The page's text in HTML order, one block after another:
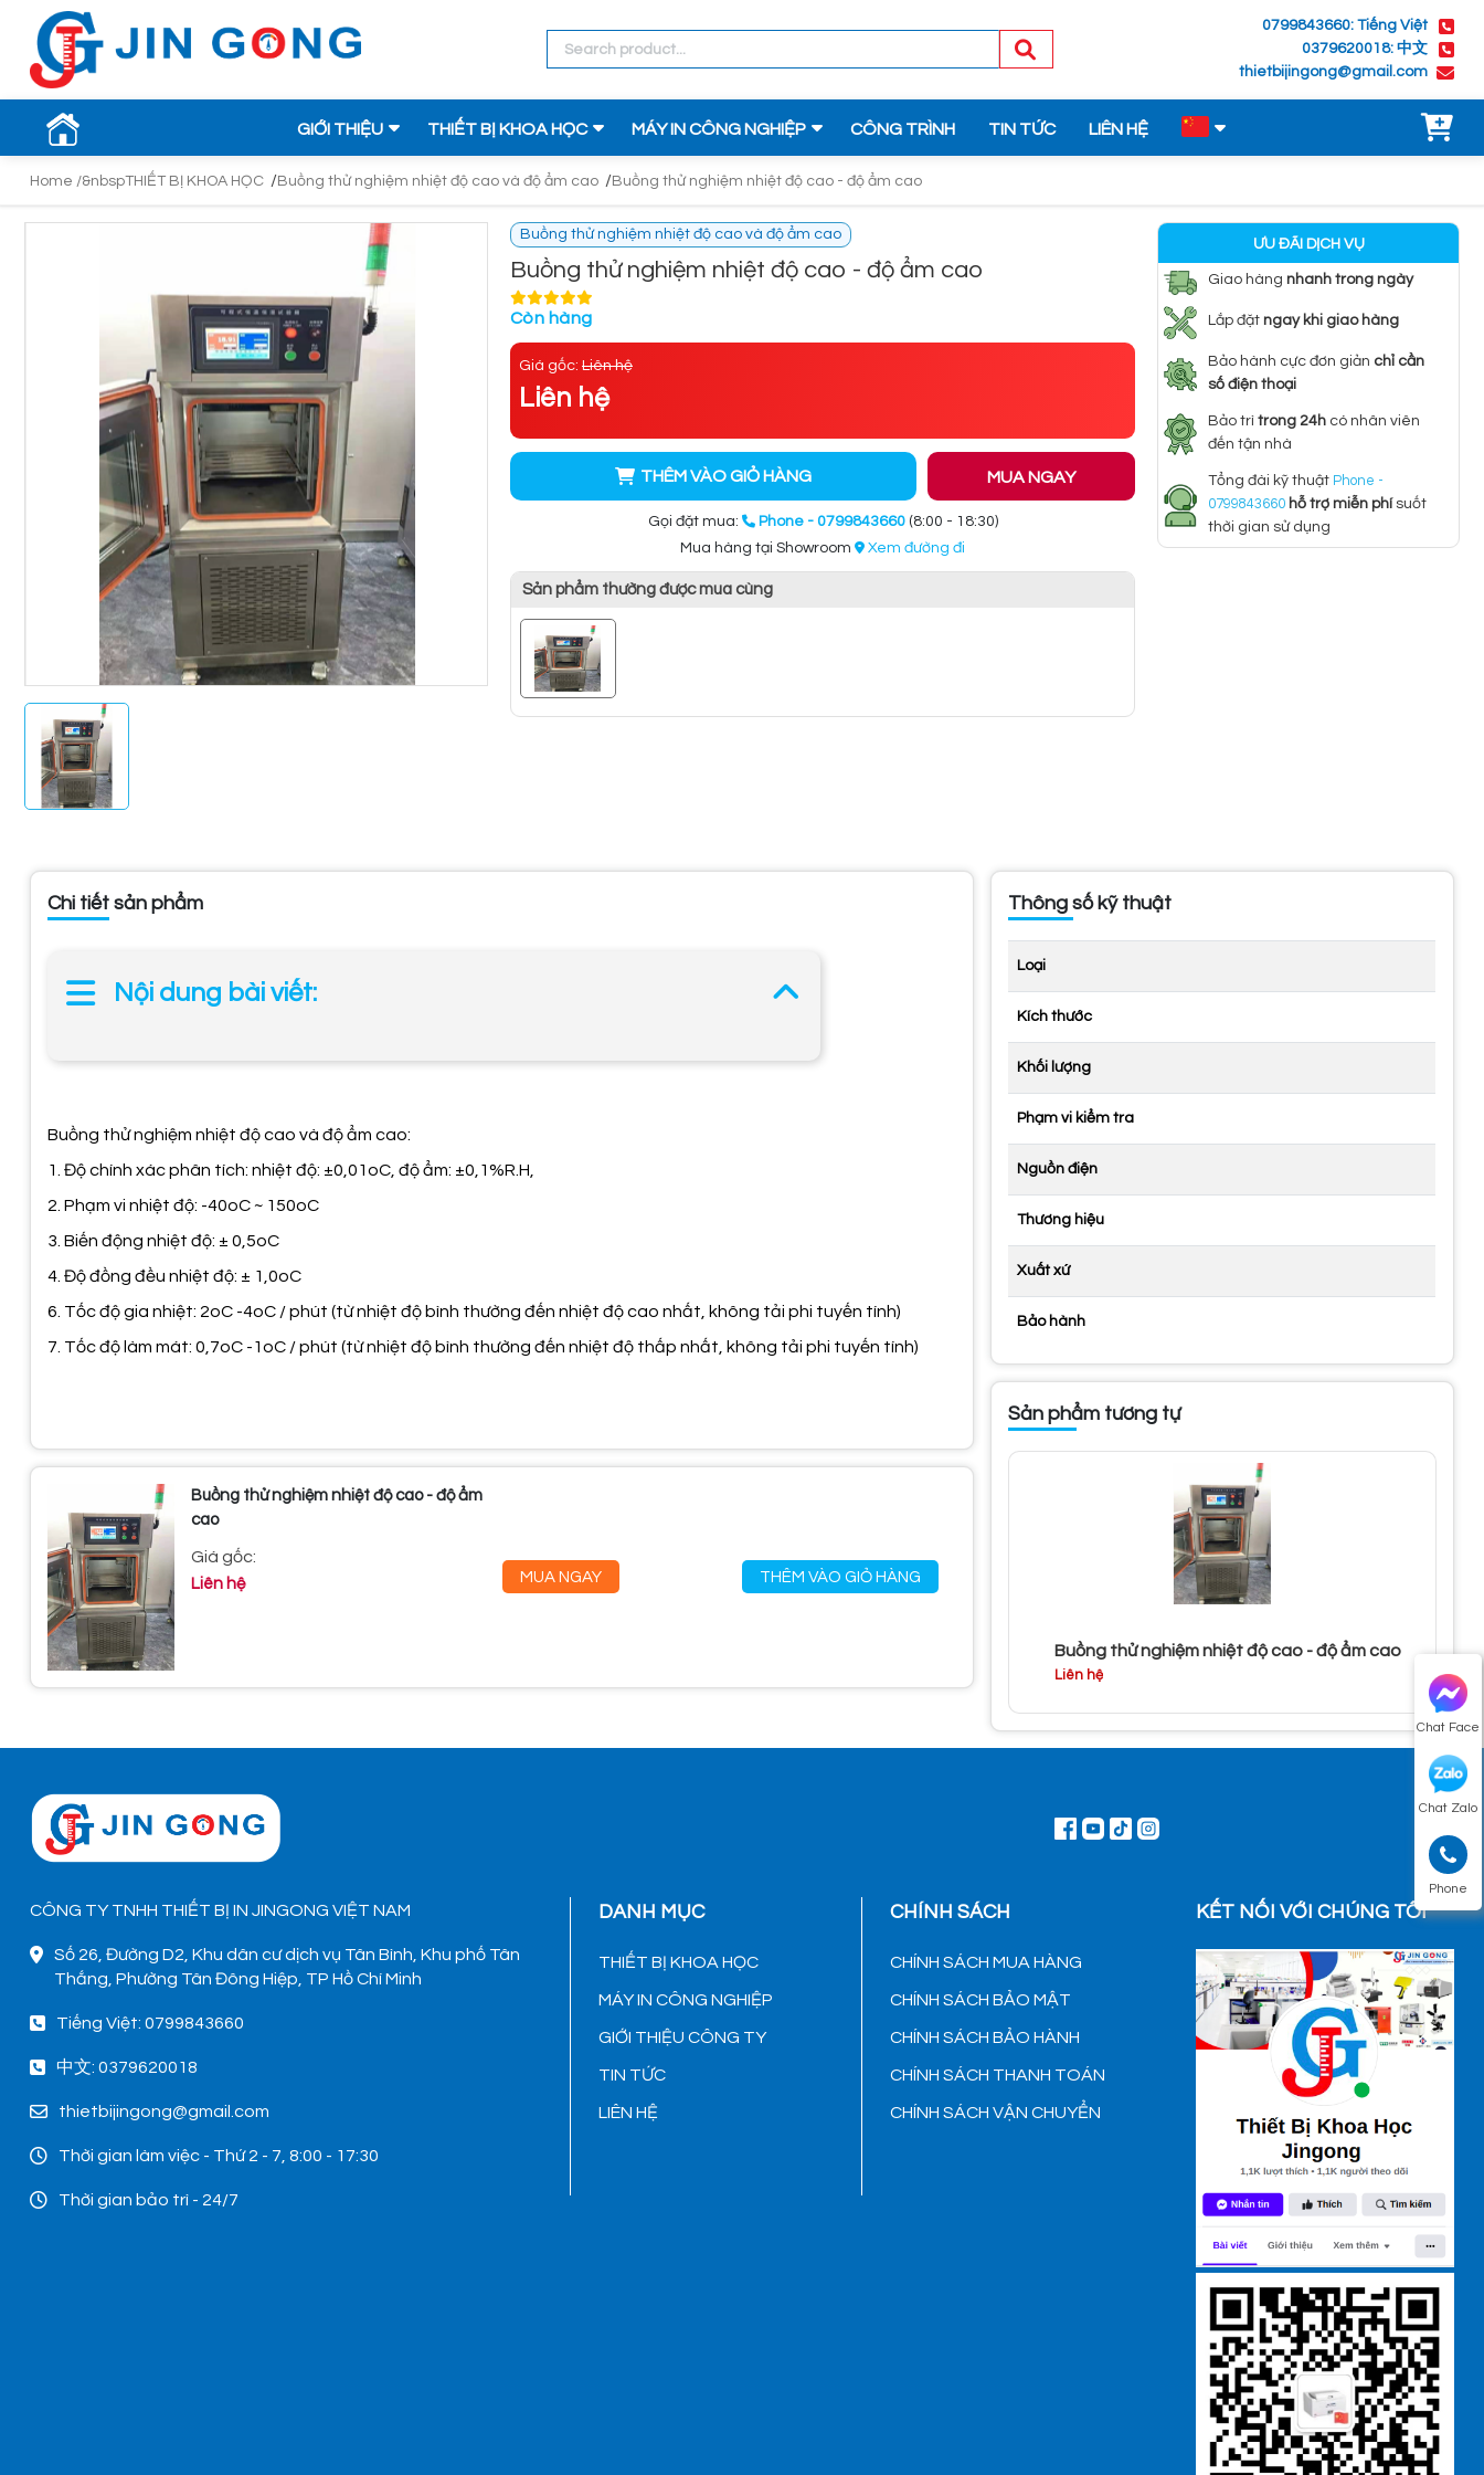
0799843660: Tiếng Việt
0379620018: 中文
thietbijingong@gmail.com
GIỚI THIỆU THIẾT BỊ KHOA HỌC MÁY IN CÔNG NGHIỆP CÔNG TRÌNH TIN TỨC LIÊN HỆ
Chat Face
Chat Zalo
Phone
Home /&nbspTHIẾT BỊ KHOA HỌC /Buồng thử nghiệm nhiệt độ cao và độ ẩm cao /Buồng thử nghiệm nhiệt độ cao - độ ẩm cao
Buồng thử nghiệm nhiệt độ cao và độ ẩm cao
Buồng thử nghiệm nhiệt độ cao - độ ẩm cao
Còn hàng
Giá gốc: Liên hệ
Liên hệ
THÊM VÀO GIỎ HÀNG MUA NGAY
Gọi đặt mua: Phone - 0799843660 (8:00 - 18:30)
Mua hàng tại Showroom
Xem đường đi
Sản phẩm thường được mua cùng
ƯU ĐÃI DỊCH VỤ
Giao hàng nhanh trong ngày
Lắp đặt ngay khi giao hàng
Bảo hành cực đơn giản chỉ cần
số điện thoại
Bảo trìtrong 24h có nhân viên
đến tận nhà
Tổng đài kỹ thuật Phone -
0799843660 hỗ trợ miễn phí suốt
thời gian sử dụng
Chi tiết sản phẩm
Nội dung bài viết:
Buồng thử nghiệm nhiệt độ cao và độ ẩm cao:
1. Độ chính xác phân tích: nhiệt độ: ±0,01oC, độ ẩm: ±0,1%R.H,
2. Phạm vi nhiệt độ: -40oC ~ 150oC
3. Biến động nhiệt độ: ± 0,5oC
4. Độ đồng đều nhiệt độ: ± 1,0oC
6. Tốc độ gia nhiệt: 2oC -4oC / phút (từ nhiệt độ bình thường đến nhiệt độ cao nhất, không tải phi tuyến tính)
7. Tốc độ làm mát: 0,7oC -1oC / phút (từ nhiệt độ bình thường đến nhiệt độ thấp nhất, không tải phi tuyến tính)
Buồng thử nghiệm nhiệt độ cao - độ ẩm
cao
Giá gốc:
Liên hệ MUA NGAY THÊM VÀO GIỎ HÀNG
Thông số kỹ thuật
Loại
Kích thước
Khối lượng
Phạm vi kiểm tra
Nguồn điện
Thương hiệu
Xuất xứ
Bảo hành
Sản phẩm tương tự
Buồng thử nghiệm nhiệt độ cao - độ ẩm cao
Liên hệ
CÔNG TY TNHH THIẾT BỊ IN JINGONG VIỆT NAM
Số 26, Đường D2, Khu dân cư dịch vụ Tân Bình, Khu phố Tân
Thắng, Phường Tân Đông Hiệp, TP Hồ Chí Minh
Tiếng Việt: 0799843660
中文: 0379620018
thietbijingong@gmail.com
Thời gian làm việc - Thứ 2 - 7, 8:00 - 17:30
Thời gian bảo trì - 24/7
DANH MỤC
THIẾT BỊ KHOA HỌC
MÁY IN CÔNG NGHIỆP
GIỚI THIỆU CÔNG TY
TIN TỨC
LIÊN HỆ
CHÍNH SÁCH
CHÍNH SÁCH MUA HÀNG
CHÍNH SÁCH BẢO MẬT
CHÍNH SÁCH BẢO HÀNH
CHÍNH SÁCH THANH TOÁN
CHÍNH SÁCH VẬN CHUYỂN
KẾT NỐI VỚI CHÚNG TÔI